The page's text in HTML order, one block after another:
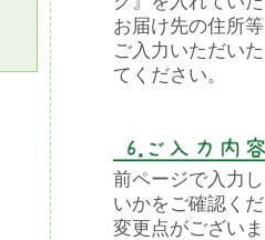
お届け先の住所
ご入力いただい
てください。
前ページで入力
いかをご確認く
変更点がござい